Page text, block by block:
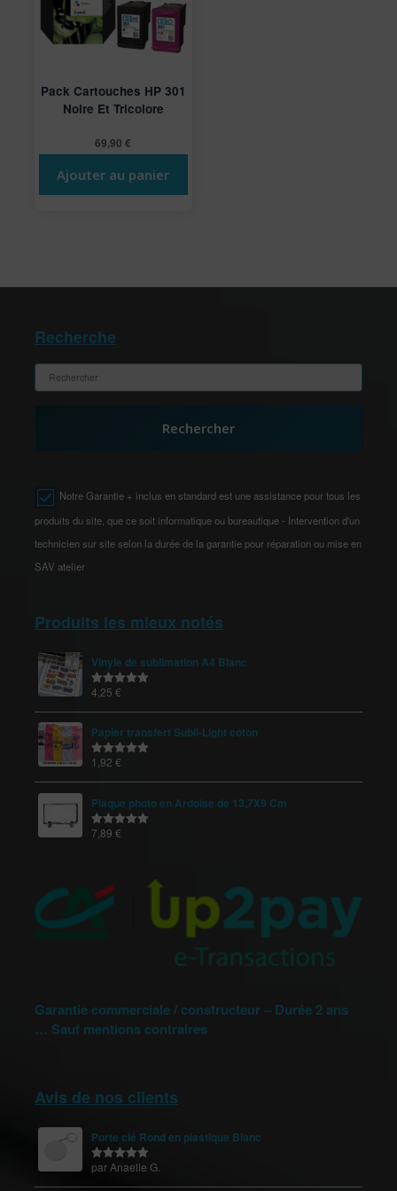
Pack Cartouches HP 301
Noire Et Tricolore
69,90€
Ajouter au panier
Recherche
Rechercher
Notre Garantie + inclus en standard est une assistance pour tous les
produits du site, que ce soit informatique ou bureautique - Intervention d'un
technicien sur site selon la durée de la garantie pour réparation ou mise en
SAV atelier
Produits les mieux notés
Vinyle de sublimation A4 Blanc
Note5.00
4,25 €
Papier transfert Subli-Light coton
Note5.00
1,92 €
Plaque photo en Ardoise de 13,7X9 Cm
Note5.00
7,89 €
Garantie commerciale / constructeur – Durée 2 ans
… Sauf mentions contraires
Avis de nos clients
Porte clé Rond en plastique Blanc
Note5sur
par Anaelle G.